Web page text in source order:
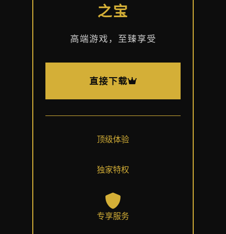
之宝
高端游戏，至臻享受
直接下载
顶级体验
独家特权
专享服务